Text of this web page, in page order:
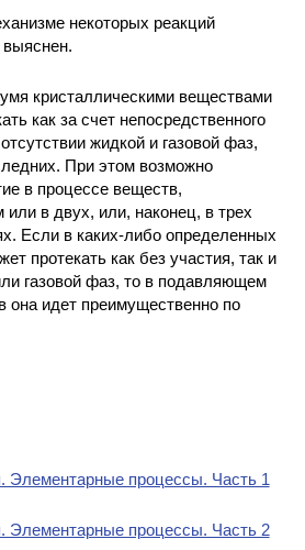
некоторых реакций
кристаллическими веществами
как за счет непосредственного
жидкой и газовой фаз,
При этом возможно
в процессе веществ,
в двух, или, наконец, в трех
Если в каких-либо определенных
протекать как без участия, так и
газовой фаз, то в подавляющем
она идет преимущественно по
процессы. Часть 1
Элементарные процессы. Часть 2